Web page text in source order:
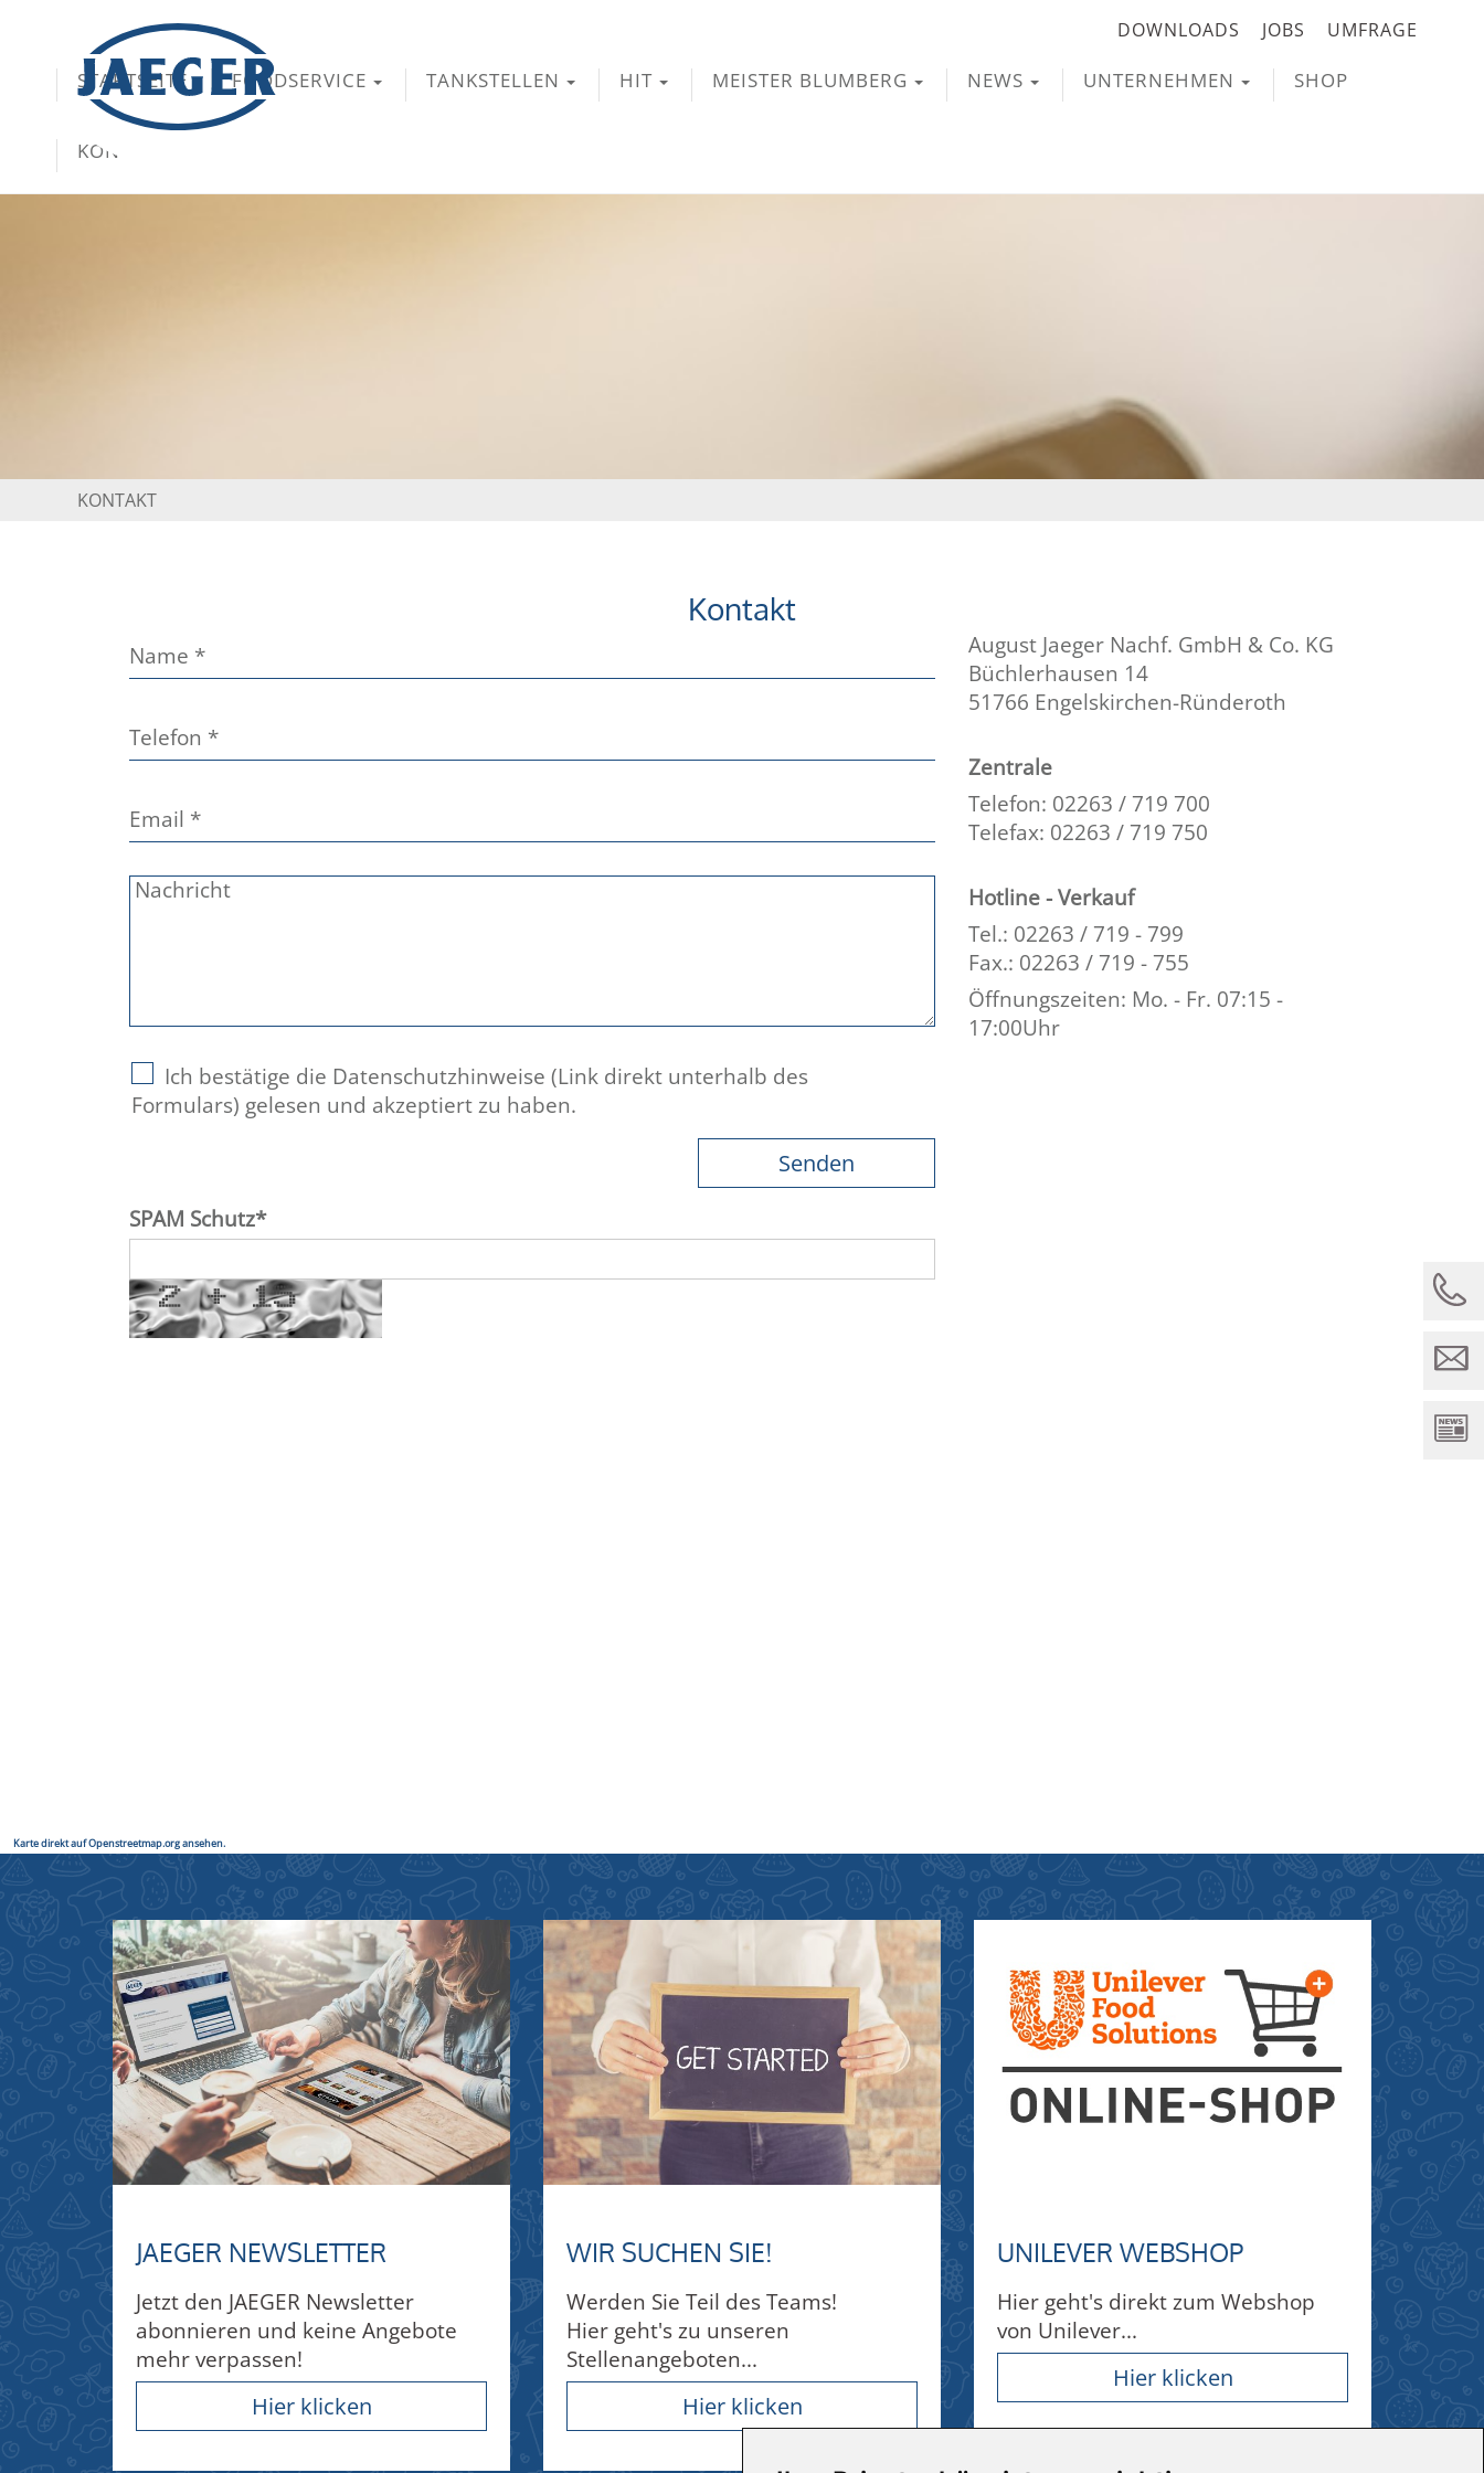
DOWNLOADS JOBS UMFRAGE
STARTSEITE FOODSERVICE TANKSTELLEN HIT MEISTER BLUMBERG NEWS UNTERNEHMEN SHOP
KONTAKT
KONTAKT
Kontakt
Name *
Telefon *
Email *
Nachricht
Ich bestätige die Datenschutzhinweise (Link direkt unterhalb des
Formulars) gelesen und akzeptiert zu haben.
SPAM Schutz*
August Jaeger Nachf. GmbH & Co. KG
Büchlerhausen 14
51766 Engelskirchen-Ründeroth
Zentrale
Telefon: 02263 / 719 700
Telefax: 02263 / 719 750
Hotline - Verkauf
Tel.: 02263 / 719 - 799
Fax.: 02263 / 719 - 755
Öffnungszeiten: Mo. - Fr. 07:15 -
17:00Uhr
Karte direkt auf Openstreetmap.org ansehen.
JAEGER NEWSLETTER
Jetzt den JAEGER Newsletter
abonnieren und keine Angebote
mehr verpassen!
Hier klicken
WIR SUCHEN SIE!
Werden Sie Teil des Teams!
Hier geht's zu unseren
Stellenangeboten...
Hier klicken
UNILEVER WEBSHOP
Hier geht's direkt zum Webshop
von Unilever...
Hier klicken